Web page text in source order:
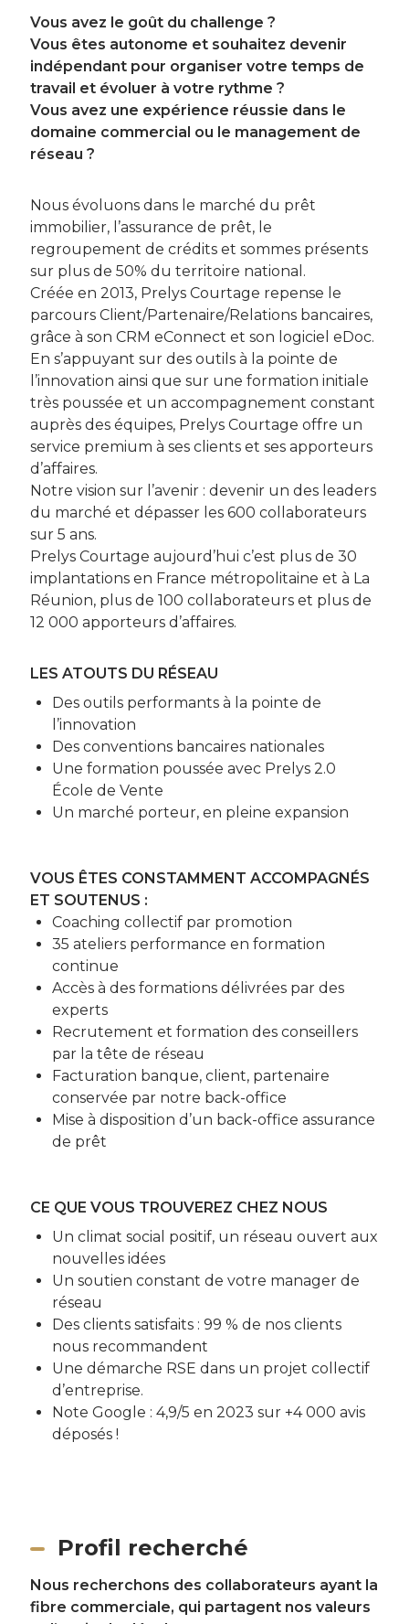
Vous avez le goût du challenge ?
Vous êtes autonome et souhaitez devenir
indépendant pour organiser votre temps de
travail et évoluer à votre rythme ?
Vous avez une expérience réussie dans le
domaine commercial ou le management de
réseau ?
Nous évoluons dans le marché du prêt
immobilier, l’assurance de prêt, le
regroupement de crédits et sommes présents
sur plus de 50% du territoire national.
Créée en 2013, Prelys Courtage repense le
parcours Client/Partenaire/Relations bancaires,
grâce à son CRM eConnect et son logiciel eDoc.
En s’appuyant sur des outils à la pointe de
l’innovation ainsi que sur une formation initiale
très poussée et un accompagnement constant
auprès des équipes, Prelys Courtage offre un
service premium à ses clients et ses apporteurs
d’affaires.
Notre vision sur l’avenir : devenir un des leaders
du marché et dépasser les 600 collaborateurs
sur 5 ans.
Prelys Courtage aujourd’hui c’est plus de 30
implantations en France métropolitaine et à La
Réunion, plus de 100 collaborateurs et plus de
12 000 apporteurs d’affaires.
LES ATOUTS DU RÉSEAU
Des outils performants à la pointe de
l’innovation
Des conventions bancaires nationales
Une formation poussée avec Prelys 2.0
École de Vente
Un marché porteur, en pleine expansion
VOUS ÊTES CONSTAMMENT ACCOMPAGNÉS
ET SOUTENUS :
Coaching collectif par promotion
35 ateliers performance en formation
continue
Accès à des formations délivrées par des
experts
Recrutement et formation des conseillers
par la tête de réseau
Facturation banque, client, partenaire
conservée par notre back-office
Mise à disposition d’un back-office assurance
de prêt
CE QUE VOUS TROUVEREZ CHEZ NOUS
Un climat social positif, un réseau ouvert aux
nouvelles idées
Un soutien constant de votre manager de
réseau
Des clients satisfaits : 99 % de nos clients
nous recommandent
Une démarche RSE dans un projet collectif
d’entreprise.
Note Google : 4,9/5 en 2023 sur +4 000 avis
déposés !
Profil recherché
Nous recherchons des collaborateurs ayant la
fibre commerciale, qui partagent nos valeurs